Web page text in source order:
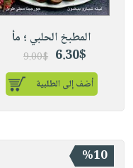
المطبخ الحلبي ؛ مأ
6.30$
9.00$
أضف إلى الطلبية
%10